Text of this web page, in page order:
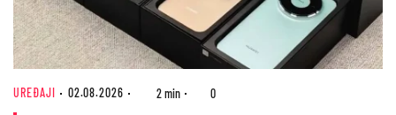
UREĐAJI 02.08.2026 2 min 0